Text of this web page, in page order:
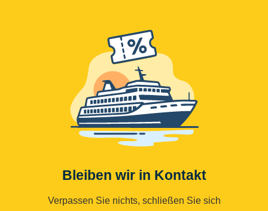
Bleiben wir in Kontakt
Verpassen Sie nichts, schließen Sie sich